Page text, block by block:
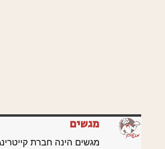
מגשים
מגשים הינה חברת